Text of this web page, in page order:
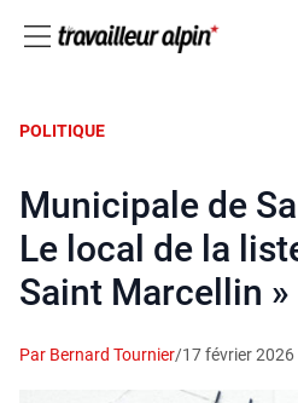
POLITIQUE
Municipale de
Le local de la
Saint Marcellin
Par Bernard Tournier/17 février 2026